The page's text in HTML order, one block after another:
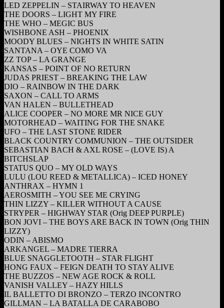
LED ZEPPELIN – STAIRWAY TO HEAVEN
THE DOORS – LIGHT MY FIRE
THE WHO – MEGIC BUS
WISHBONE ASH – PHOENIX
MOODY BLUES – NIGHTS IN WHITE SATIN
SANTANA – OYE COMO VA
ZZ TOP – LA GRANGE
KANSAS – POINT OF NO RETURN
JUDAS PRIEST – BREAKING THE LAW
DIO – RAINBOW IN THE DARK
SAXON – CALL TO ARMS
VAN HALEN – BULLETHEAD
ALICE COOPER – NO MORE MR NICE GUY
MOTORHEAD – WAITING FOR THE SNAKE
UFO – THE LAST STONE RIDER
BLACK COUNTRY COMMUNION – THE OUTSIDER
SEBASTIAN BACH & AXL ROSE – (LOVE IS) A
BITCHSLAP
STATUS QUO – MY OLD WAYS
LULU (LOU REED & METALLICA) – ICED HONEY
ANTHRAX – HYMN 1
AEROSMITH – YOU SEE ME CRYING
THIN LIZZY – KILLER WITHOUT A CAUSE
STRYPER – HIGHWAY STAR (Orig DEEP PURPLE)
BON JOVI – THE BOYS ARE BACK IN TOWN (Orig THIN
LIZZY)
ODIN – ABISMO
ARKANGEL – MADRE TIERRA
BLUE SNAGGLETOOTH – STAR FLIGHT
HONG FAUX – FEIGN DEATH TO STAY ALIVE
THE BUZZOS – NEW AGE ROCK & ROLL
VANISH VALLEY – HAZY HILLS
IL BALLETTO DI BRONZO – TERZO INCONTRO
GILLMAN – LA BATALLA DE CARABOBO